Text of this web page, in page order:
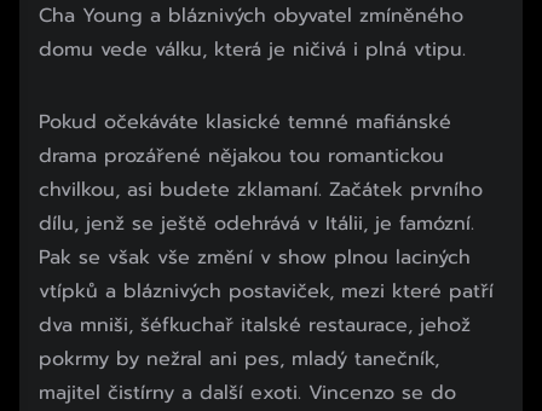
Cha Young a bláznivých obyvatel zmíněného
domu vede válku, která je ničivá i plná vtipu.
Pokud očekáváte klasické temné mafiánské
drama prozářené nějakou tou romantickou
chvilkou, asi budete zklamaní. Začátek prvního
dílu, jenž se ještě odehrává v Itálii, je famózní.
Pak se však vše změní v show plnou laciných
vtípků a bláznivých postaviček, mezi které patří
dva mniši, šéfkuchař italské restaurace, jehož
pokrmy by nežral ani pes, mladý tanečník,
majitel čistírny a další exoti. Vincenzo se do